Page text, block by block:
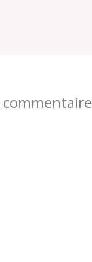
commentaire